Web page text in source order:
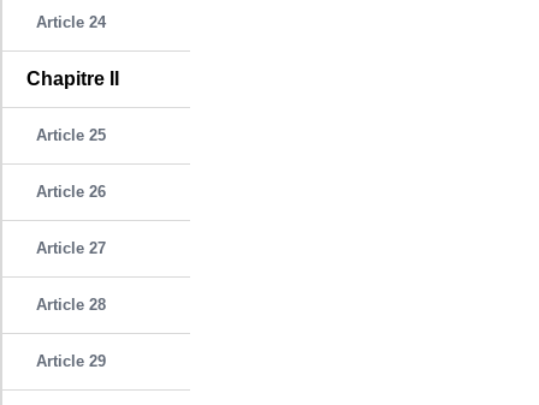
Article 24
Chapitre II
Article 25
Article 26
Article 27
Article 28
Article 29